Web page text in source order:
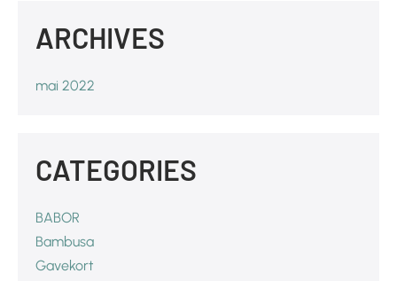
ARCHIVES
mai 2022
CATEGORIES
BABOR
Bambusa
Gavekort